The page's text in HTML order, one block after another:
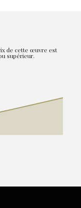
de cette œuvre est
supérieur.